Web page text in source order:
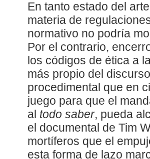
En tanto estado del
materia de
normativo no podría
Por el contrario,
los códigos de ética a
más propio del
procedimental que en
juego para que el
al todo saber, pueda
el documental de Tim
mortíferos que el
esta forma de lazo